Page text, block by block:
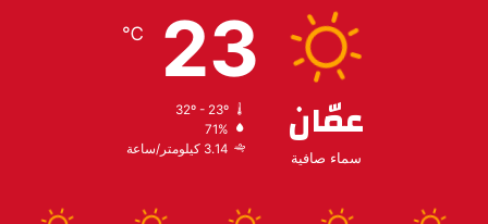
عمّان
سماء صافية
23
℃
32º - 23º
71%
3.14 كيلومتر/ساعة